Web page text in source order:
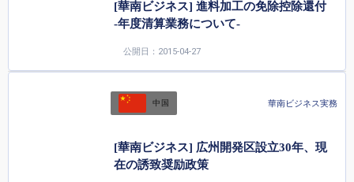
[華南ビジネス] 進料加工の免除控除還付
-年度清算業務について-
公開日：2015-04-27
中国 華南ビジネス実務
[華南ビジネス] 広州開発区設立30年、現
在の誘致奨励政策